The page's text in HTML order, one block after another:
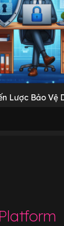
Lược Bảo Vệ